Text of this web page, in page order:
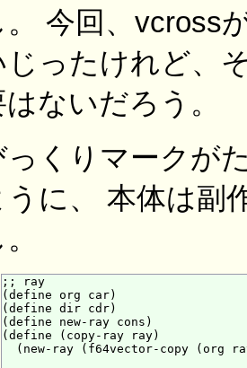
。 今回、vcross
じったけれど、
ないだろう。
っくりマークが
うに、 本体は副
;; ray
(define org car)
(define dir cdr)
(define new-ray cons)
(define (copy-ray ray)
(new-ray (f64vector-copy (org